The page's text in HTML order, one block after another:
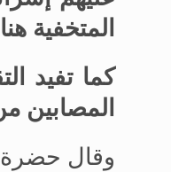
المتخفية
كما تفيد
المصابين
وقال حضرة